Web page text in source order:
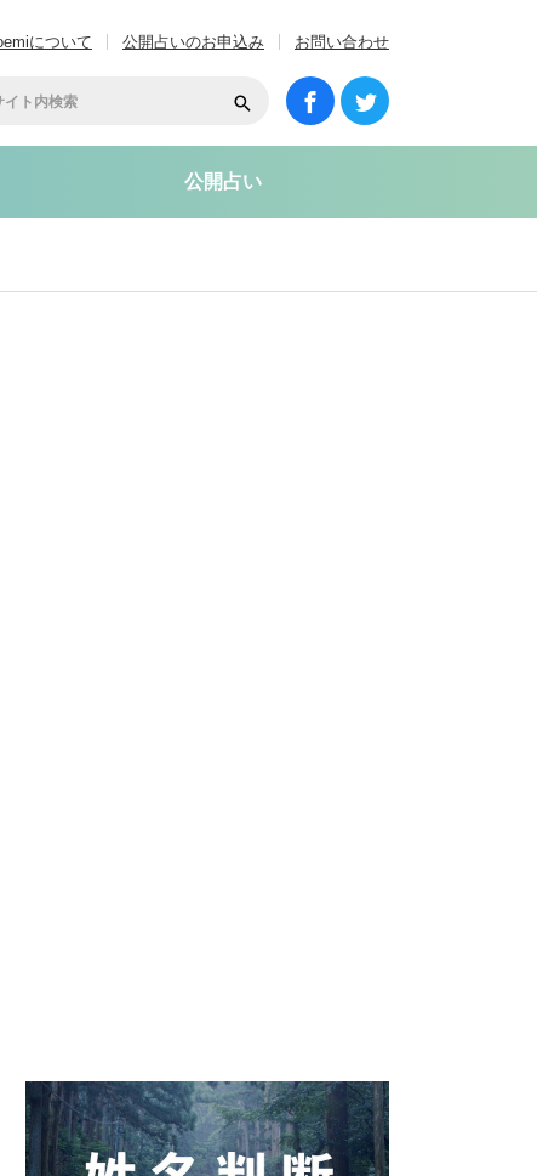
について 公開占いのお申込み お問い合わせ
公開占い